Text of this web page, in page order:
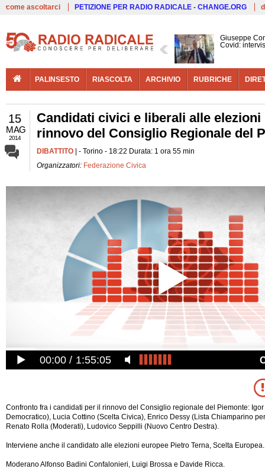
come ascoltarci PETIZIONE PER RADIO RADICALE - CHANGE.ORG
Giuseppe
Covid:
PALINSESTO RIASCOLTA ARCHIVIO RUBRICHE
15
MAG
2014
Candidati civici e liberali alle
rinnovo del Consiglio Regionale del
DIBATTITO | - Torino - 18:22 Durata: 1 ora 55 min
Organizzatori: Federazione Civica
00:00 1:55:05
Confronto fra i candidati per il rinnovo del Consiglio regionale del Piemonte:
Democratico), Lucia Cottino (Scelta Civica), Enrico Dessy (Lista Chiamparino
Renato Rolla (Moderati), Ludovico Seppilli (Nuovo Centro Destra).
Interviene anche il candidato alle elezioni europee Pietro Terna, Scelta Europea.
Moderano Alfonso Badini Confalonieri, Luigi Brossa e Davide Ricca.